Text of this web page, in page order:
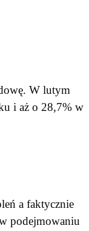
W lutym
i aż o 28,7% w
a faktycznie
podejmowaniu